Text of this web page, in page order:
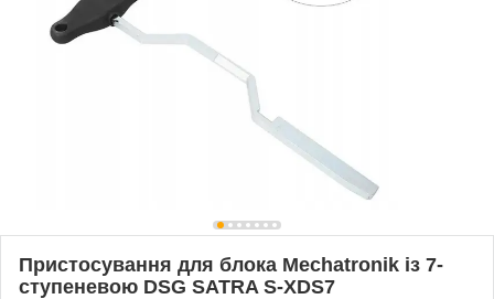
Пристосування для блока Mechatronik із 7-
ступеневою DSG SATRA S-XDS7